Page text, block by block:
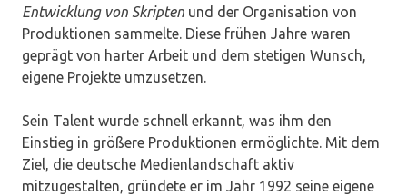
Entwicklung von Skripten und der Organisation von
Produktionen sammelte. Diese frühen Jahre waren
geprägt von harter Arbeit und dem stetigen Wunsch,
eigene Projekte umzusetzen.
Sein Talent wurde schnell erkannt, was ihm den
Einstieg in größere Produktionen ermöglichte. Mit dem
Ziel, die deutsche Medienlandschaft aktiv
mitzugestalten, gründete er im Jahr 1992 seine eigene